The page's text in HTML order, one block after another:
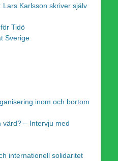
Karlsson skriver själv
Tidö
Sverige
inom och bortom
värd? – Intervju med
internationell solidaritet